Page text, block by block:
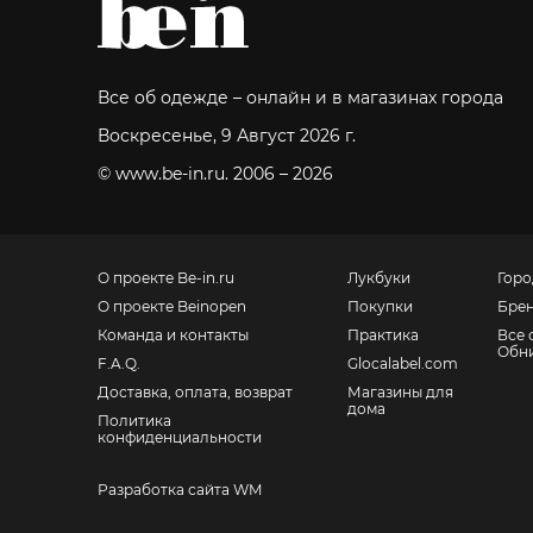
Все об одежде – онлайн и в магазинах города
Воскресенье, 9 Август 2026 г.
© www.be-in.ru. 2006 – 2026
О проекте Be-in.ru
О проекте Beinopen
Команда и контакты
F.A.Q.
Доставка, оплата, возврат
Политика
конфиденциальности
Лукбуки
Покупки
Практика
Glocalabel.com
Магазины для
дома
Все
Разработка сайта WM